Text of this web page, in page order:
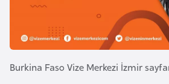
Burkina Faso Vize Merkezi İzmir
n